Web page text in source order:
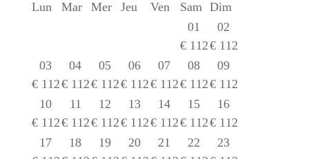
Lun
Mar Mer Jeu Ven Sam Dim
01
€ 112
02
€ 112
03
€ 112
04
€ 112
05
€ 112
06
€ 112
07
€ 112
08
€ 112
09
€ 112
10
€ 112
11
€ 112
12
€ 112
13
€ 112
14
€ 112
15
€ 112
16
€ 112
17
18
19
20
21
22
23